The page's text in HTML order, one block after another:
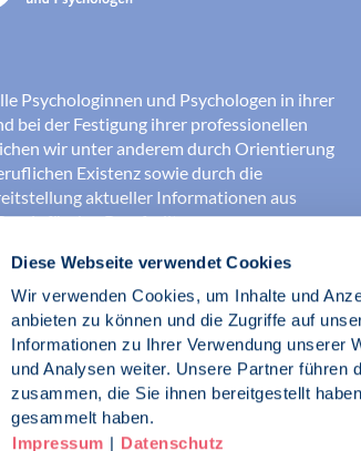
Diese Webseite verwendet Cookies
Wir verwenden Cookies, um Inhalte und
anbieten zu können und die Zugriffe auf
Informationen zu Ihrer Verwendung unserer
und Analysen weiter. Unsere Partner führen
zusammen, die Sie ihnen bereitgestellt
gesammelt haben.
Impressum | Datenschutz
Psychologinnen und Psychologen in ihrer
bei der Festigung ihrer professionellen
wir unter anderem durch Orientierung
Existenz sowie durch die
aktueller Informationen aus
für den Berufsalltag.
sichern Berufsfelder und sorgen dafür, dass
kompetent und verantwortungsvoll
Darüber hinaus stärken wir das Ansehen aller
Psychologen in der Öffentlichkeit und
Positionen in der Gesellschaft.
Psychologinnen und Psychologen